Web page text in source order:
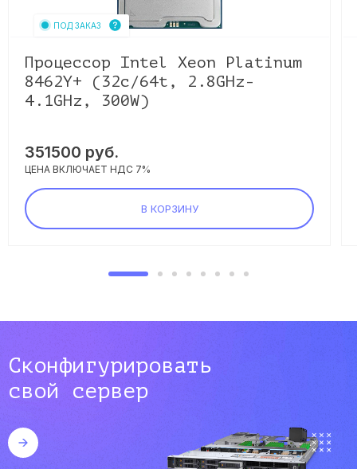
ПОД ЗАКАЗ
Процессор Intel Xeon Platinum
8462Y+ (32c/64t, 2.8GHz-
4.1GHz, 300W)
351500 руб.
ЦЕНА ВКЛЮЧАЕТ НДС 7%
В КОРЗИНУ
Сконфигурировать
свой сервер